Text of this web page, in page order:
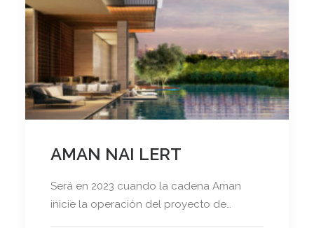
AMAN NAI LERT
Será en 2023 cuando la cadena Aman
inicie la operación del proyecto de…